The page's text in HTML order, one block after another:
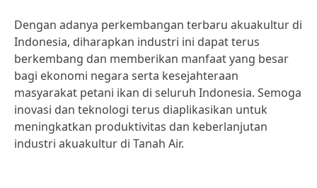
Dengan adanya perkembangan terbaru akuakultur di
Indonesia, diharapkan industri ini dapat terus
berkembang dan memberikan manfaat yang besar
bagi ekonomi negara serta kesejahteraan
masyarakat petani ikan di seluruh Indonesia. Semoga
inovasi dan teknologi terus diaplikasikan untuk
meningkatkan produktivitas dan keberlanjutan
industri akuakultur di Tanah Air.